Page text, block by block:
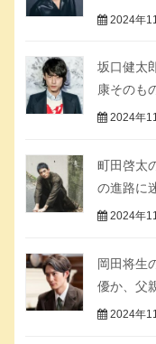
2024年
坂口健太
康そのも
2024年
町田啓太
の進路に
2024年
岡田将生
優か、父
2024年